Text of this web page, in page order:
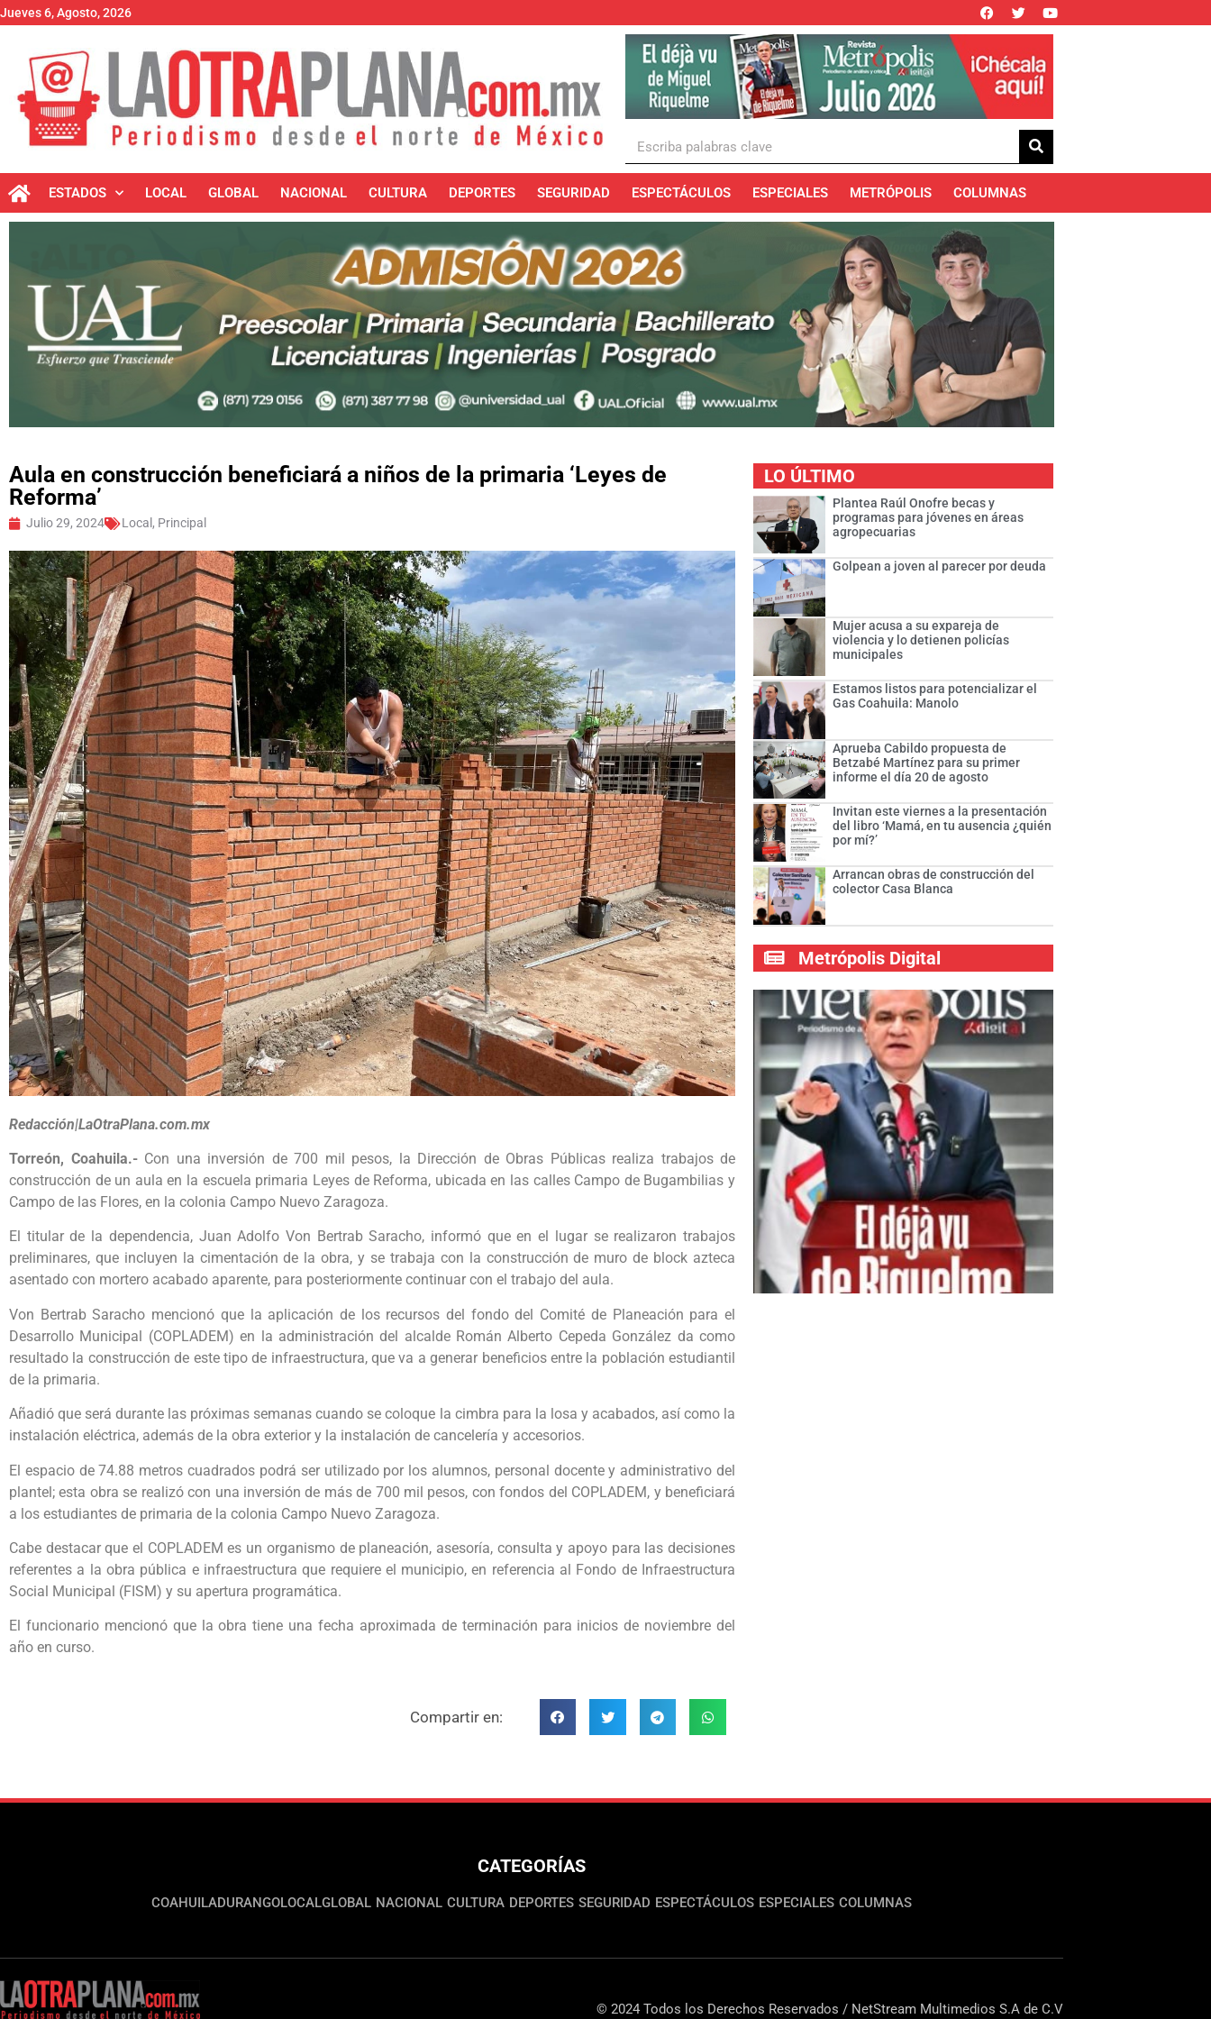
Jueves 6, Agosto, 2026
ESTADOS LOCAL GLOBAL NACIONAL CULTURA DEPORTES SEGURIDAD ESPECTÁCULOS ESPECIALES METRÓPOLIS COLUMNAS
Aula en construcción beneficiará a niños de la primaria ‘Leyes de
Reforma’
Julio 29, 2024 Local , Principal
Redacción|LaOtraPlana.com.mx
Torreón, Coahuila.- Con una inversión de 700 mil pesos, la Dirección de Obras Públicas realiza trabajos de
construcción de un aula en la escuela primaria Leyes de Reforma, ubicada en las calles Campo de Bugambilias y
Campo de las Flores, en la colonia Campo Nuevo Zaragoza.
El titular de la dependencia, Juan Adolfo Von Bertrab Saracho, informó que en el lugar se realizaron trabajos
preliminares, que incluyen la cimentación de la obra, y se trabaja con la construcción de muro de block azteca
asentado con mortero acabado aparente, para posteriormente continuar con el trabajo del aula.
Von Bertrab Saracho mencionó que la aplicación de los recursos del fondo del Comité de Planeación para el
Desarrollo Municipal (COPLADEM) en la administración del alcalde Román Alberto Cepeda González da como
resultado la construcción de este tipo de infraestructura, que va a generar beneficios entre la población estudiantil
de la primaria.
Añadió que será durante las próximas semanas cuando se coloque la cimbra para la losa y acabados, así como la
instalación eléctrica, además de la obra exterior y la instalación de cancelería y accesorios.
El espacio de 74.88 metros cuadrados podrá ser utilizado por los alumnos, personal docente y administrativo del
plantel; esta obra se realizó con una inversión de más de 700 mil pesos, con fondos del COPLADEM, y beneficiará
a los estudiantes de primaria de la colonia Campo Nuevo Zaragoza.
Cabe destacar que el COPLADEM es un organismo de planeación, asesoría, consulta y apoyo para las decisiones
referentes a la obra pública e infraestructura que requiere el municipio, en referencia al Fondo de Infraestructura
Social Municipal (FISM) y su apertura programática.
El funcionario mencionó que la obra tiene una fecha aproximada de terminación para inicios de noviembre del
año en curso.
Compartir en:
LO ÚLTIMO
Plantea Raúl Onofre becas y
programas para jóvenes en áreas
agropecuarias
Golpean a joven al parecer por deuda
Mujer acusa a su expareja de
violencia y lo detienen policías
municipales
Estamos listos para potencializar el
Gas Coahuila: Manolo
Aprueba Cabildo propuesta de
Betzabé Martínez para su primer
informe el día 20 de agosto
Invitan este viernes a la presentación
del libro ‘Mamá, en tu ausencia ¿quién
por mí?’
Arrancan obras de construcción del
colector Casa Blanca
Metrópolis Digital
CATEGORÍAS
COAHUILADURANGOLOCALGLOBAL NACIONAL CULTURA DEPORTES SEGURIDAD ESPECTÁCULOS ESPECIALES COLUMNAS
© 2024 Todos los Derechos Reservados / NetStream Multimedios S.A de C.V